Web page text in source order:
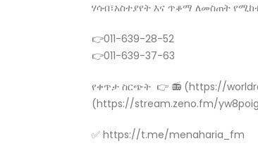
ሃሳብ፣አስተያየት እና ጥቆማ ለመስጠት
👉011-639-28-52
👉011-639-37-63
የቀጥታ ስርጭት 👉 📻 (https://
(https://stream.zeno.fm/
✅ https://t.me/menaharia_fm